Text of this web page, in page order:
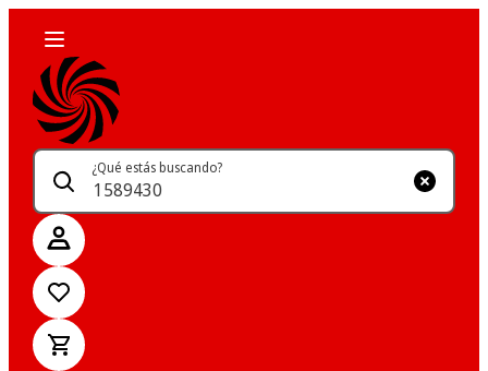
¿Qué estás buscando?